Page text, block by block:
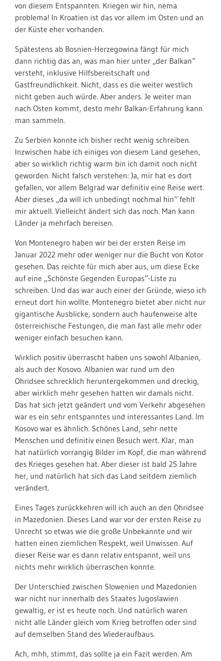
von diesem Entspannten. Kriegen wir hin, nema
problema! In Kroatien ist das vor allem im Osten und an
der Küste eher vorhanden.
Spätestens ab Bosnien-Herzegowina fängt für mich
dann richtig das an, was man hier unter „der Balkan“
versteht, inklusive Hilfsbereitschaft und
Gastfreundlichkeit. Nicht, dass es die weiter westlich
nicht geben auch würde. Aber anders. Je weiter man
nach Osten kommt, desto mehr Balkan-Erfahrung kann
man sammeln.
Zu Serbien konnte ich bisher recht wenig schreiben.
Inzwischen habe ich einiges von diesem Land gesehen,
aber so wirklich richtig warm bin ich damit noch nicht
geworden. Nicht falsch verstehen: Ja, mir hat es dort
gefallen, vor allem Belgrad war definitiv eine Reise wert.
Aber dieses „da will ich unbedingt nochmal hin“ fehlt
mir aktuell. Vielleicht ändert sich das noch. Man kann
Länder ja mehrfach bereisen.
Von Montenegro haben wir bei der ersten Reise im
Januar 2022 mehr oder weniger nur die Bucht von Kotor
gesehen. Das reichte für mich aber aus, um diese Ecke
auf eine „Schönste Gegenden Europas“-Liste zu
schreiben. Und das war auch einer der Gründe, wieso ich
erneut dort hin wollte. Montenegro bietet aber nicht nur
gigantische Ausblicke, sondern auch haufenweise alte
österreichische Festungen, die man fast alle mehr oder
weniger einfach besuchen kann.
Wirklich positiv überrascht haben uns sowohl Albanien,
als auch der Kosovo. Albanien war rund um den
Ohridsee schrecklich heruntergekommen und dreckig,
aber wirklich mehr gesehen hatten wir damals nicht.
Das hat sich jetzt geändert und vom Verkehr abgesehen
war es ein sehr entspanntes und interessantes Land. Im
Kosovo war es ähnlich. Schönes Land, sehr nette
Menschen und definitiv einen Besuch wert. Klar, man
hat natürlich vorrangig Bilder im Kopf, die man während
des Krieges gesehen hat. Aber dieser ist bald 25 Jahre
her, und natürlich hat sich das Land seitdem ziemlich
verändert.
Eines Tages zurückkehren will ich auch an den Ohridsee
in Mazedonien. Dieses Land war vor der ersten Reise zu
Unrecht so etwas wie die große Unbekannte und wir
hatten einen ziemlichen Respekt, weil Unwissen. Auf
dieser Reise war es dann relativ entspannt, weil uns
nichts mehr wirklich überraschen konnte.
Der Unterschied zwischen Slowenien und Mazedonien
war nicht nur innerhalb des Staates Jugoslawien
gewaltig, er ist es heute noch. Und natürlich waren
nicht alle Länder gleich vom Krieg betroffen oder sind
auf demselben Stand des Wiederaufbaus.
Ach, mhh, stimmt, das sollte ja ein Fazit werden. Am